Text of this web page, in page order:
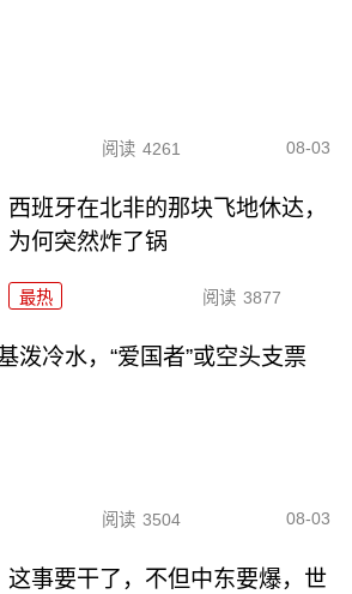
阅读 4261 08-03
西班牙在北非的那块飞地休达，
为何突然炸了锅
最热 阅读 3877
泼冷水，“爱国者”或空头支票
阅读 3504 08-03
这事要干了，不但中东要爆，世